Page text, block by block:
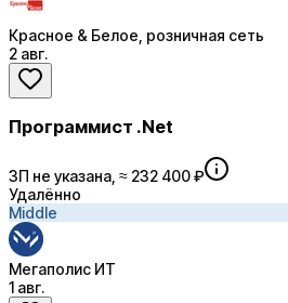
Красное & Белое, розничная сеть
2 авг.
Программист .Net
ЗП не указана, ≈ 232 400 ₽
Удалённо
Middle
Мегаполис ИТ
1 авг.